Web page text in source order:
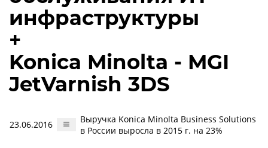
инфраструктуры
+
Konica Minolta - MGI
JetVarnish 3DS
23.06.2016
Выручка Konica Minolta Business Solutions
в России выросла в 2015 г. на 23%